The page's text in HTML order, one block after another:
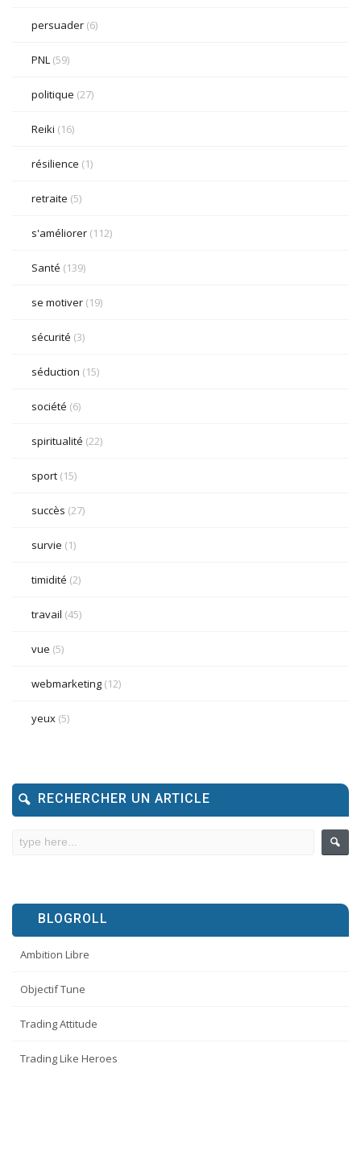
persuader (6)
PNL (59)
politique (27)
Reiki (16)
résilience (1)
retraite (5)
s'améliorer (112)
Santé (139)
se motiver (19)
sécurité (3)
séduction (15)
société (6)
spiritualité (22)
sport (15)
succès (27)
survie (1)
timidité (2)
travail (45)
vue (5)
webmarketing (12)
yeux (5)
RECHERCHER UN ARTICLE
BLOGROLL
Ambition Libre
Objectif Tune
Trading Attitude
Trading Like Heroes